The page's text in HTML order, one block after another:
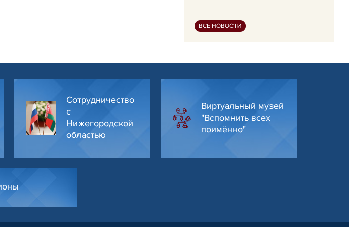
ВСЕ НОВОСТИ
Сотрудничество
с
Нижегородской
областью
Виртуальный музей
"Вспомнить всех
поимённо"